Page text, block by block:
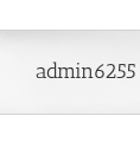
admin6255